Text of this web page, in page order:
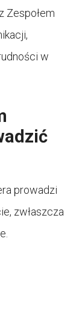
Zespołem
w
prowadzi
zwłaszcza